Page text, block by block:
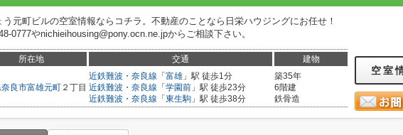
う元町ビルの空室情報ならコチラ。不動産のことなら日栄ハウジングにお任せ！
0777やnichieihousing@pony.ocn.ne.jpからご相談下さい。
所在地 交通 建物
奈良市富雄元町 ２丁目
近鉄難波・奈良線 「 富雄 」駅 徒歩1分
近鉄難波・奈良線 「 学園前 」駅 徒歩23分
近鉄難波・奈良線 「 東生駒 」駅 徒歩38分
築35年
6階建
鉄骨造
空室